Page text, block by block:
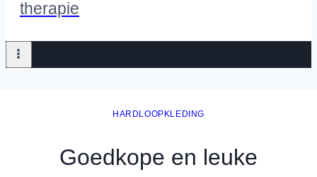
therapie
HARDLOOPKLEDING
Goedkope en leuke